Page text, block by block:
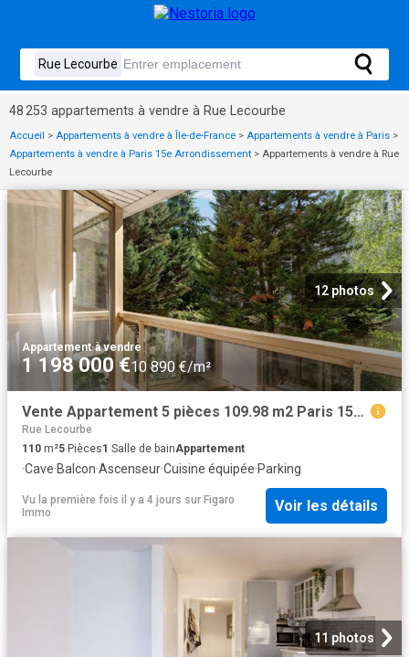
48 253 appartements à vendre à Rue Lecourbe
Accueil > Appartements à vendre à Île-de-France > Appartements à vendre à Paris >
Appartements à vendre à Paris 15e Arrondissement > Appartements à vendre à Rue
Lecourbe
12 photos
Appartement·à vendre
1 198 000 €10 890 €/m²
Vente Appartement 5 pièces 109.98 m2 Paris 15ème
Rue Lecourbe
110 m²5 Pièces1 Salle de bainAppartement
·Cave·Balcon·Ascenseur·Cuisine équipée·Parking
Vu la première fois il y a 4 jours sur Figaro
Immo
Voir les détails
11 photos